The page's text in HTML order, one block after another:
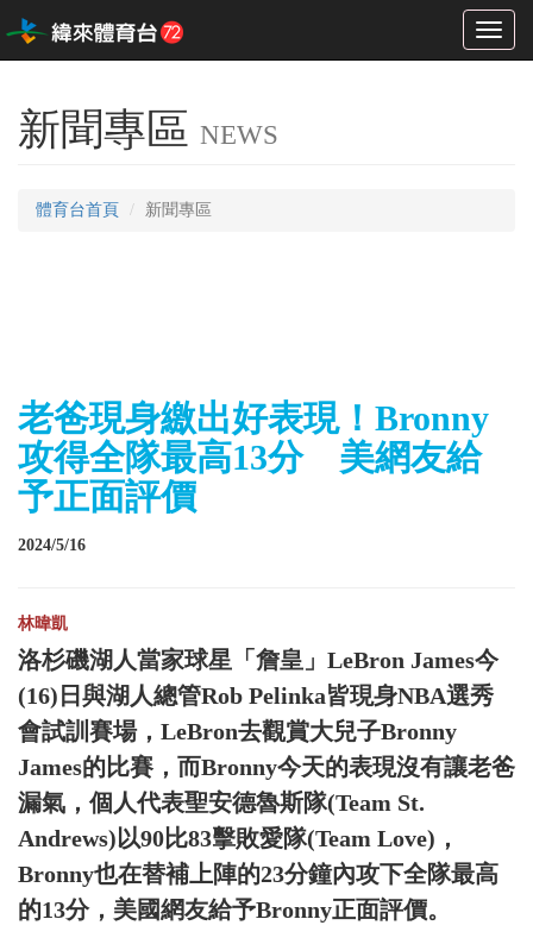
Toggle
新聞專區 NEWS
體育台首頁 新聞專區
老爸現身繳出好表現！Bronny
攻得全隊最高13分 美網友給
予正面評價
2024/5/16
林暐凱
洛杉磯湖人當家球星「詹皇」LeBron James今
(16)日與湖人總管Rob Pelinka皆現身NBA選秀
會試訓賽場，LeBron去觀賞大兒子Bronny
James的比賽，而Bronny今天的表現沒有讓老爸
漏氣，個人代表聖安德魯斯隊(Team St.
Andrews)以90比83擊敗愛隊(Team Love)，
Bronny也在替補上陣的23分鐘內攻下全隊最高
的13分，美國網友給予Bronny正面評價。